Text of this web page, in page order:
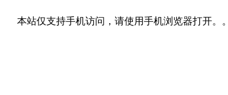
本站仅支持手机访问，请使用手机浏览器打开。。